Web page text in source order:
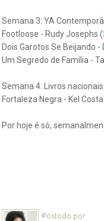
Semana 3: YA
Footloose - Rudy Josephs (
Dois Garotos Se Beijando -
Um Segredo de Família -
Semana 4: Livros nacionais
Fortaleza Negra - Kel
Por hoje é só,
Postado por